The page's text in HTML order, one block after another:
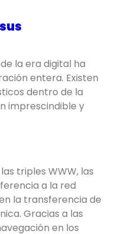
la era digital ha
entera. Existen
dentro de la
imprescindible y
triples WWW, las
a la red
la transferencia de
Gracias a las
en los